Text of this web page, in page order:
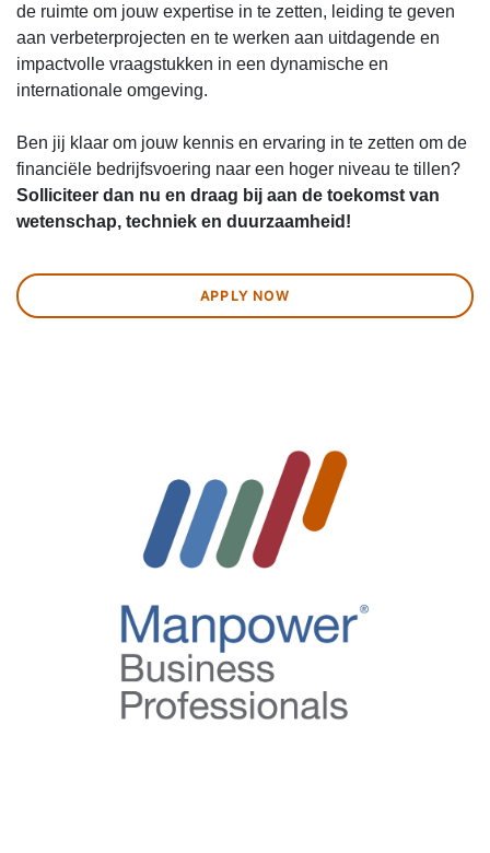
de ruimte om jouw expertise in te zetten, leiding te geven
aan verbeterprojecten en te werken aan uitdagende en
impactvolle vraagstukken in een dynamische en
internationale omgeving.
Ben jij klaar om jouw kennis en ervaring in te zetten om de
financiële bedrijfsvoering naar een hoger niveau te tillen?
Solliciteer dan nu en draag bij aan de toekomst van
wetenschap, techniek en duurzaamheid!
APPLY NOW